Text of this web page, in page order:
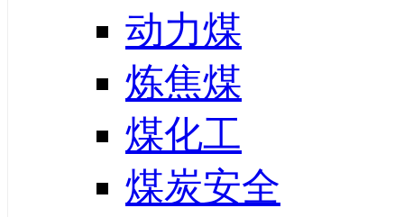
动力煤
炼焦煤
煤化工
煤炭安全